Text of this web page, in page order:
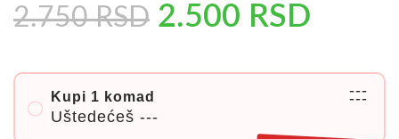
2.750RSD 2.500 RSD
Kupi 1 komad
Uštedećeš ---
---
---